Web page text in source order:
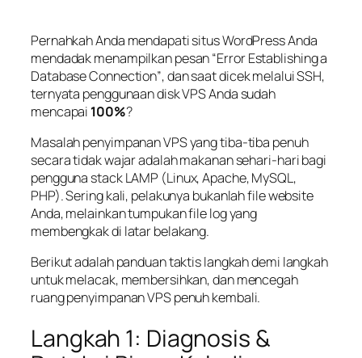
Pernahkah Anda mendapati situs WordPress Anda
mendadak menampilkan pesan“Error Establishing a
Database Connection”, dan saat dicek melalui SSH,
ternyata penggunaan disk VPS Anda sudah
mencapai 100%?
Masalah penyimpanan VPS yang tiba-tiba penuh
secara tidak wajar adalah makanan sehari-hari bagi
pengguna stackLAMP (Linux, Apache, MySQL,
PHP). Sering kali, pelakunya bukanlah file website
Anda, melainkan tumpukan file log yang
membengkak di latar belakang.
Berikut adalah panduan taktis langkah demi langkah
untuk melacak, membersihkan, dan mencegah
ruang penyimpanan VPS penuh kembali.
Langkah 1: Diagnosis &